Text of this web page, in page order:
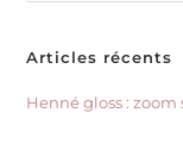
Articles récents
Henné gloss :